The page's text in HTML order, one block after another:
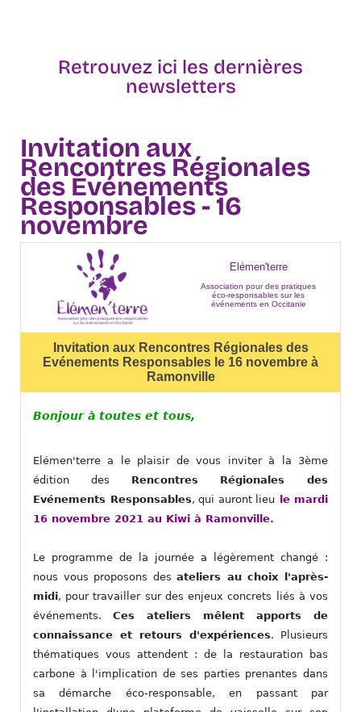
Retrouvez ici les dernières
newsletters
Invitation aux
Rencontres Régionales
des Evénements
Responsables - 16
novembre